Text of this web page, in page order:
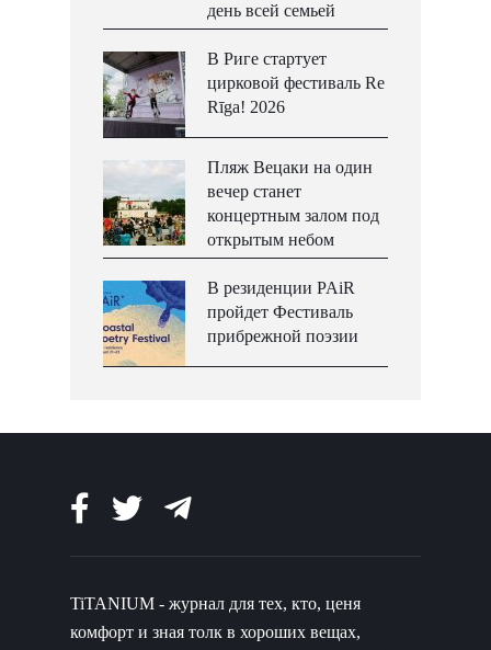
день всей семьей
В Риге стартует
цирковой фестиваль Re
Rīga! 2026
Пляж Вецаки на один
вечер станет
концертным залом под
открытым небом
В резиденции PAiR
пройдет Фестиваль
прибрежной поэзии
TiTANIUM - журнал для тех, кто, ценя
комфорт и зная толк в хороших вещах,